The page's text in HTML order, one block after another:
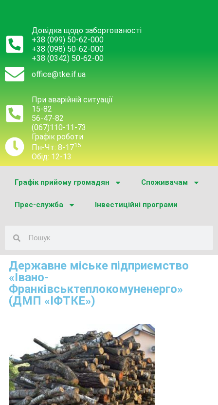
Довідка щодо заборгованості
+38 (099) 50-62-000
+38 (098) 50-62-000
+38 (0342) 50-62-00
office@tke.if.ua
При аварійній ситуації
15-82
56-47-82
(067)110-11-73
Графік роботи
Пн-Чт: 8-1715
Обід: 12-13
Графік прийому громадян Споживачам
Прес-служба Інвестиційні програми
Державне міське підприємство
«Івано-
Франківськтеплокомуненерго»
(ДМП «ІФТКЕ»)